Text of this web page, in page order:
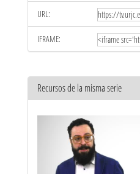
URL:
IFRAME:
Recursos de la misma serie